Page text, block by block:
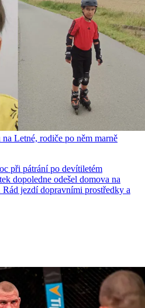
Letné, rodiče po něm marně
při pátrání po devítiletém
dopoledne odešel domova na
jezdí dopravními prostředky a